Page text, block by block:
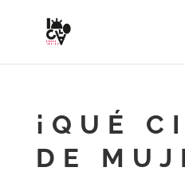
¡QUÉ
DE